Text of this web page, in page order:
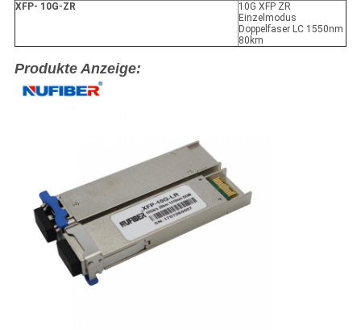
XFP- 10G-ZR
10G XFP ZR
Einzelmodus
Doppelfaser LC 1550nm
80km
Produkte Anzeige: